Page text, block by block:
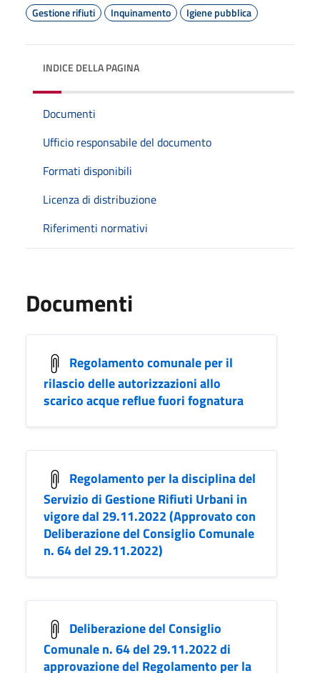
Gestione rifiuti
Inquinamento Igiene pubblica
INDICE DELLA PAGINA
Documenti
Ufficio responsabile del documento
Formati disponibili
Licenza di distribuzione
Riferimenti normativi
Documenti
Regolamento comunale per il
rilascio delle autorizzazioni allo
scarico acque reflue fuori fognatura
Regolamento per la disciplina del
Servizio di Gestione Rifiuti Urbani in
vigore dal 29.11.2022 (Approvato con
Deliberazione del Consiglio Comunale
n. 64 del 29.11.2022)
Deliberazione del Consiglio
Comunale n. 64 del 29.11.2022 di
approvazione del Regolamento per la